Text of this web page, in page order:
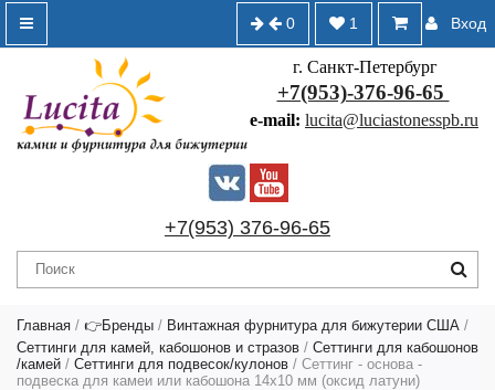
Вход
1
0
г. Санкт-Петербург
+7(953)-376-96-65
e-mail: lucita@luciastonesspb.ru
+7(953) 376-96-65
Главная / 👉Бренды / Винтажная фурнитура для бижутерии США /
Сеттинги для камей, кабошонов и стразов / Сеттинги для кабошонов
/камей / Сеттинги для подвесок/кулонов / Сеттинг - основа -
подвеска для камеи или кабошона 14х10 мм (оксид латуни)